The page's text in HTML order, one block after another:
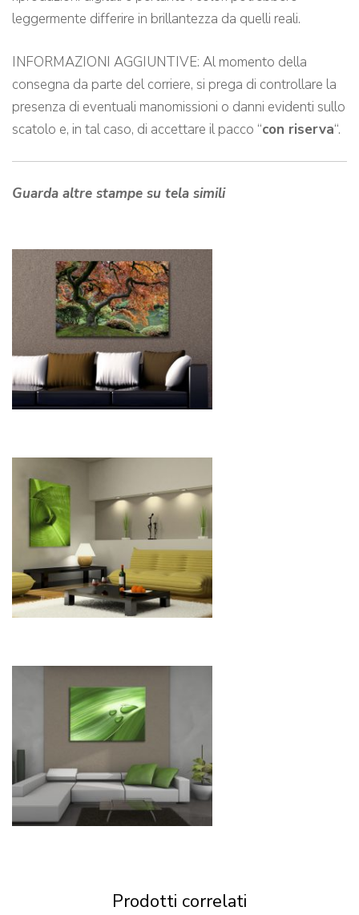
leggermente differire in brillantezza da quelli reali.
INFORMAZIONI AGGIUNTIVE: Al momento della
consegna da parte del corriere, si prega di controllare la
presenza di eventuali manomissioni o danni evidenti sullo
scatolo e, in tal caso, di accettare il pacco “con riserva“.
Guarda altre stampe su tela simili
Prodotti correlati